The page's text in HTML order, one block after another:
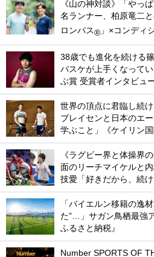
《山の神対談》「やっ
名ランナー、柏原竜二
ロンパス® 」×コンディ
38歳でも進化を続ける
バスケが上手くなって
ぶ賞 受賞者インタビュー
世界の頂点に君臨し続
ブレイセンと日本のエ
学ぶこと」《ケイリン
《ラグビー界と体操界
面のリーチマイケルと
技愛「好きだから、続け
「バイエルン移籍の逸
た”…」サガン鳥栖最強
ふるさと納税』
Number SPORTS OF